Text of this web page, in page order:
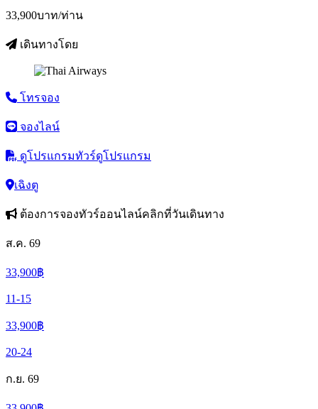
33,900บาท/ท่าน
เดินทางโดย
โทรจอง
จองไลน์
ดูโปรแกรมทัวร์ดูโปรแกรม
เฉิงตู
ต้องการจองทัวร์ออนไลน์คลิกที่วันเดินทาง
ส.ค. 69
33,900฿
11-15
33,900฿
20-24
ก.ย. 69